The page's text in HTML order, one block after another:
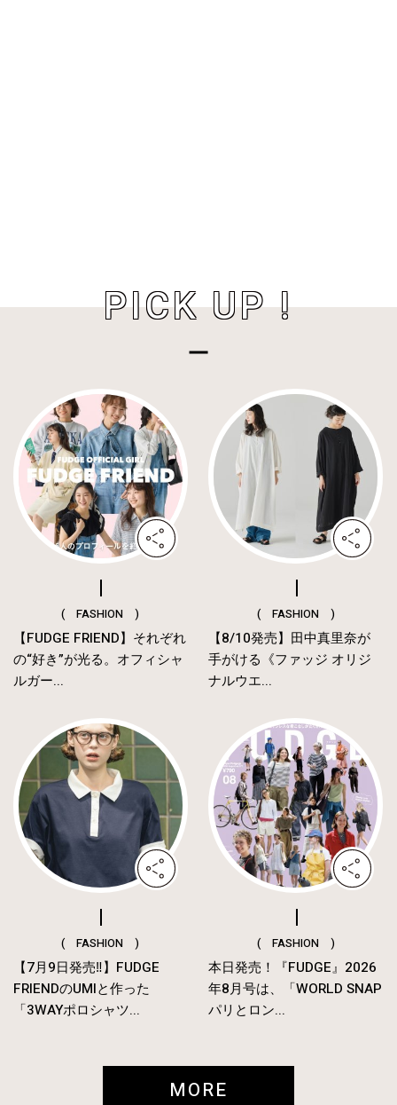
PICK UP !
( FASHION )
【FUDGE FRIEND】それぞれ
の“好き”が光る。オフィシャ
ルガー...
( FASHION )
【8/10発売】田中真里奈が
手がける《ファッジ オリジ
ナルウエ...
( FASHION )
【7月9日発売‼︎】FUDGE
FRIENDのUMIと作った
「3WAYポロシャツ...
( FASHION )
本日発売！『FUDGE』2026
年8月号は、「WORLD SNAP
パリとロン...
MORE